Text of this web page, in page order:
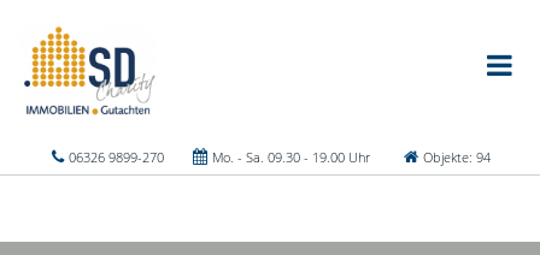
06326 9899-270 Mo. - Sa. 09.30 - 19.00 Uhr Objekte: 94